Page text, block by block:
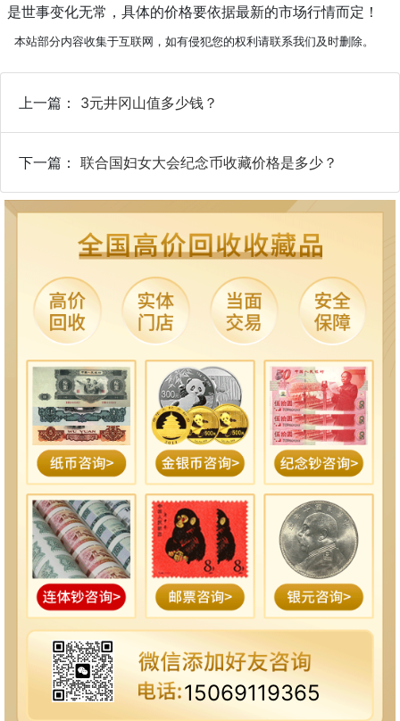
是世事变化无常，具体的价格要依据最新的市场行情而定！
本站部分内容收集于互联网，如有侵犯您的权利请联系我们及时删除。
上一篇： 3元井冈山值多少钱？
下一篇： 联合国妇女大会纪念币收藏价格是多少？
15069119365